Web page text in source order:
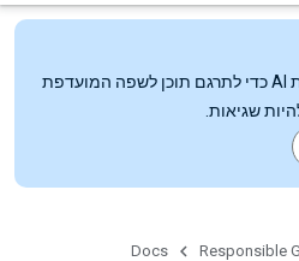
‫Google משתמשת בטכנולוגיית AI כדי לתרגם תוכן לשפה המועדפת
שגיאות.
Responsible
Docs